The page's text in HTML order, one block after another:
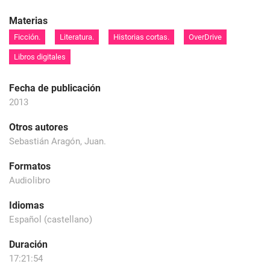
Materias
Ficción. Literatura. Historias cortas. OverDrive
Libros digitales
Fecha de publicación
2013
Otros autores
Sebastián Aragón, Juan.
Formatos
Audiolibro
Idiomas
Español (castellano)
Duración
17:21:54